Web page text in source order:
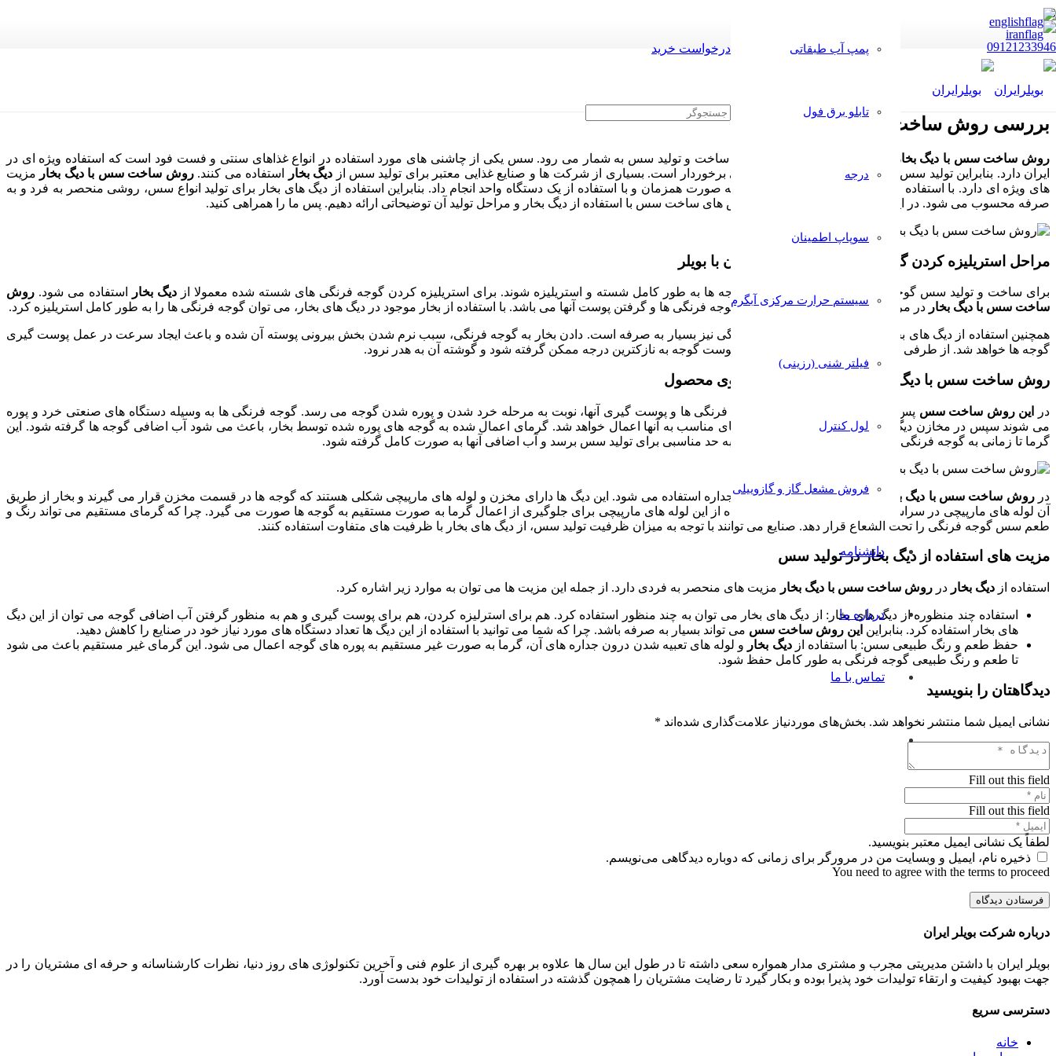
09121233946 پمپ آب طبقاتی
تابلو برق فول
درجه
سوپاپ اطمینان
سیستم حرارت مرکزی آبگرم
فیلتر شنی (رزینی)
لول کنترل
فروش مشعل گاز و گازوییلی
دانشنامه
درباره ما
تماس با ما
درخواست خرید
بررسی روش ساخت سس با دیگ بخار
روش ساخت سس با دیگ بخار
یکی از مرسوم ترین روش های ساخت و تولید سس به شمار می رود. سس یکی از چاشنی های مورد استفاده در انواع غذاهای سنتی و فست فود است که استفاده ویژه ای در
ایران دارد. بنابراین تولید سس در کشور ایران از اهمیت ویژه ای برخوردار است. بسیاری از شرکت ها و صنایع غذایی معتبر برای تولید سس از دیگ بخار استفاده می کنند.روش ساخت سس با دیگ بخار مزیت
های ویژه ای دارد. با استفاده از این روش می توان چند کار را به صورت همزمان و با استفاده از یک دستگاه واحد انجام داد. بنابراین استفاده از دیگ های بخار برای تولید انواع سس، روشی منحصر به فرد و به
صرفه محسوب می شود. در این محتوا قصد داریم در مورد روش های ساخت سس با استفاده از دیگ بخار و مراحل تولید آن توضیحاتی ارائه دهیم. پس ما را همراهی کنید.
مراحل استریلیزه کردن گوجه فرنگی و پوست گیری آن با بویلر
برای ساخت و تولید سس گوجه فرنگی در ابتدا نیاز است تا گوجه ها به طور کامل شسته و استریلیزه شوند. برای استریلیزه کردن گوجه فرنگی های شسته شده معمولا از دیگ بخار استفاده می شود. روش
ساخت سس با دیگ بخار در مرحله اول نیازمند استرلیزه شدن گوجه فرنگی ها و گرفتن پوست آنها می باشد. با استفاده از بخار موجود در دیگ های بخار، می توان گوجه فرنگی ها را به طور کامل استریلیزه کرد.
همچنین استفاده از دیگ های بخار برای پوست گرفتن گوجه فرنگی نیز بسیار به صرفه است. دادن بخار به گوجه فرنگی، سبب نرم شدن بخش بیرونی پوسته آن شده و باعث ایجاد سرعت در عمل پوست گیری
گوجه ها خواهد شد. از طرفی استفاده از بخار باعث می شود تا پوست گوجه به نازکترین درجه ممکن گرفته شود و گوشته آن به هدر نرود.
روش ساخت سس با دیگ بخار در مرحله پخت و فرآروی محصول
در این روش ساخت سس پس از مرحله استریلیزه کردن گوجه فرنگی ها و پوست گیری آنها، نوبت به مرحله خرد شدن و پوره شدن گوجه می رسد. گوجه فرنگی ها به وسیله دستگاه های صنعتی خرد و پوره
می شوند سپس در مخازن دیگ های بخار قرار می گیرند و گرمای مناسب به آنها اعمال خواهد شد. گرمای اعمال شده به گوجه های پوره شده توسط بخار، باعث می شود آب اضافی گوجه ها گرفته شود. این
گرما تا زمانی به گوجه فرنگی ها اعمال می شود که غلظت آنها به حد مناسبی برای تولید سس برسد و آب اضافی آنها به صورت کامل گرفته شود.
درروش ساخت سس با دیگ بخار معمولا از دیگ های دو یا سه جداره استفاده می شود. این دیگ ها دارای مخزن و لوله های مارپیچی شکلی هستند که گوجه ها در قسمت مخزن قرار می گیرند و بخار از طریق
آن لوله های مارپیچی در سراسر مخزن پخش خواهد شد. استفاده از این لوله های مارپیچی برای جلوگیری از اعمال گرما به صورت مستقیم به گوجه ها صورت می گیرد. چرا که گرمای مستقیم می تواند رنگ و
طعم سس گوجه فرنگی را تحت الشعاع قرار دهد. صنایع می توانند با توجه به میزان ظرفیت تولید سس، از دیگ های بخار با ظرفیت های متفاوت استفاده کنند.
مزیت های استفاده از دیگ بخار در تولید سس
استفاده از دیگ بخار در روش ساخت سس با دیگ بخار مزیت های منحصر به فردی دارد. از جمله این مزیت ها می توان به موارد زیر اشاره کرد.
استفاده چند منظوره از دیگ های بخار: از دیگ های بخار می توان به چند منظور استفاده کرد. هم برای استرلیزه کردن، هم برای پوست گیری و هم به منظور گرفتن آب اضافی گوجه می توان از این دیگ
های بخار استفاده کرد. بنابراین این روش ساخت سس می تواند بسیار به صرفه باشد. چرا که شما می توانید با استفاده از این دیگ ها تعداد دستگاه های مورد نیاز خود در صنایع را کاهش دهید.
حفظ طعم و رنگ طبیعی سس: با استفاده ازدیگ بخار و لوله های تعبیه شدن درون جداره های آن، گرما به صورت غیر مستقیم به پوره های گوجه اعمال می شود. این گرمای غیر مستقیم باعث می شود
تا طعم و رنگ طبیعی گوجه فرنگی به طور کامل حفظ شود.
دیدگاهتان را بنویسید
نشانی ایمیل شما منتشر نخواهد شد. بخش‌های موردنیاز علامت‌گذاری شده‌اند *
Fill out this field
Fill out this field
لطفاً یک نشانی ایمیل معتبر بنویسید.
ذخیره نام، ایمیل و وبسایت من در مرورگر برای زمانی که دوباره دیدگاهی می‌نویسم.
You need to agree with the terms to proceed
فرستادن دیدگاه
درباره شرکت بویلر ایران
بویلر ایران با داشتن مدیریتی مجرب و مشتری مدار همواره سعی داشته تا در طول این سال ها علاوه بر بهره گیری از علوم فنی و آخرین تکنولوژی های روز دنیا، نظرات کارشناسانه و حرفه ای مشتریان را در
جهت بهبود کیفیت و ارتقاء تولیدات خود پذیرا بوده و بکار گیرد تا رضایت مشتریان را همچون گذشته در استفاده از تولیدات خود بدست آورد.
دسترسی سریع
خانه